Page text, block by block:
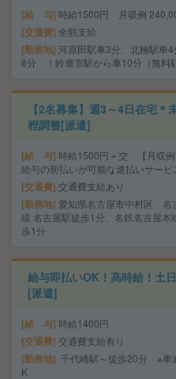
給 与 時給1500円 月収例
交通費 全額支給
勤務地 河原田駅車3分、北楠駅車
8分 ！鈴鹿市駅から車10分（無料
【2名募集】週3～4日在宅
程調整[派遣]
給 与 時給1500円＋交 【月収
給与の前払いが可能な速払いサービ
交通費 交通費支給あり
勤務地 愛知県名古屋市中村区 名
線 名古屋駅徒歩1分、名鉄名古屋本
歩1分
給与即払いOK！高時給！土
[派遣]
給 与 時給1400円
交通費 交通費支給有り
勤務地 千代崎駅～徒歩20分 ※車
K